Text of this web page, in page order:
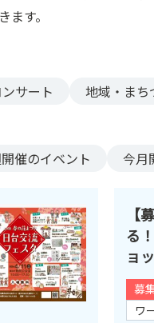
す。
サート 地域・まち
開催のイベント 今月
【
る
ョ
募
ワ